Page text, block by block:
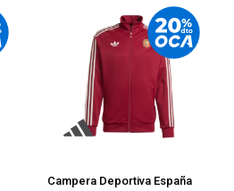
Campera Deportiva España